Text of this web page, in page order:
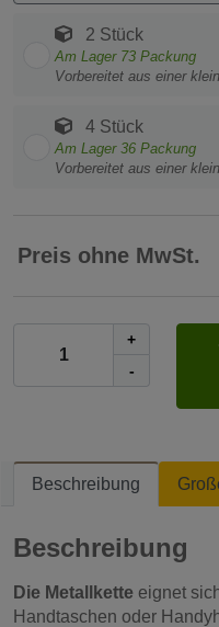
2 Stück
Am Lager 73 Packung
Vorbereitet aus einer
4 Stück
Am Lager 36 Packung
Vorbereitet aus einer
Preis ohne MwSt.
+
-
Beschreibung
Beschreibung
Die Metallkette eignet
Handtaschen oder